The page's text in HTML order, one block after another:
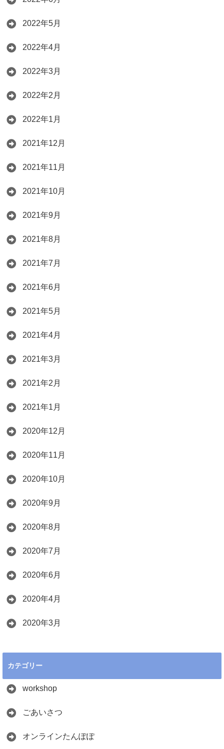
2022年5月
2022年4月
2022年3月
2022年2月
2022年1月
2021年12月
2021年11月
2021年10月
2021年9月
2021年8月
2021年7月
2021年6月
2021年5月
2021年4月
2021年3月
2021年2月
2021年1月
2020年12月
2020年11月
2020年10月
2020年9月
2020年8月
2020年7月
2020年6月
2020年4月
2020年3月
カテゴリー
workshop
ごあいさつ
オンラインたんぽぽ